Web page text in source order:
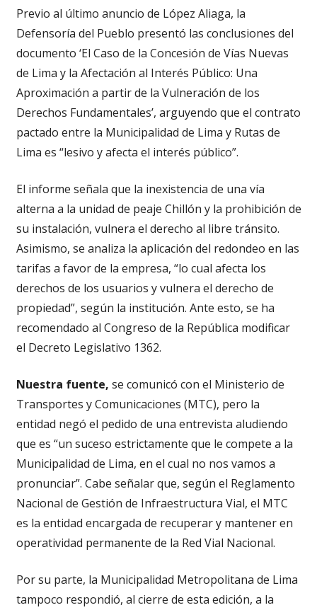
Previo al último anuncio de López Aliaga, la
Defensoría del Pueblo presentó las conclusiones del
documento ‘El Caso de la Concesión de Vías Nuevas
de Lima y la Afectación al Interés Público: Una
Aproximación a partir de la Vulneración de los
Derechos Fundamentales’, arguyendo que el contrato
pactado entre la Municipalidad de Lima y Rutas de
Lima es “lesivo y afecta el interés público”.
El informe señala que la inexistencia de una vía
alterna a la unidad de peaje Chillón y la prohibición de
su instalación, vulnera el derecho al libre tránsito.
Asimismo, se analiza la aplicación del redondeo en las
tarifas a favor de la empresa, “lo cual afecta los
derechos de los usuarios y vulnera el derecho de
propiedad”, según la institución. Ante esto, se ha
recomendado al Congreso de la República modificar
el Decreto Legislativo 1362.
Nuestra fuente, se comunicó con el Ministerio de
Transportes y Comunicaciones (MTC), pero la
entidad negó el pedido de una entrevista aludiendo
que es “un suceso estrictamente que le compete a la
Municipalidad de Lima, en el cual no nos vamos a
pronunciar”. Cabe señalar que, según el Reglamento
Nacional de Gestión de Infraestructura Vial, el MTC
es la entidad encargada de recuperar y mantener en
operatividad permanente de la Red Vial Nacional.
Por su parte, la Municipalidad Metropolitana de Lima
tampoco respondió, al cierre de esta edición, a la